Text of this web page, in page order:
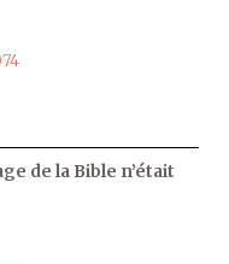
de la Bible n’était